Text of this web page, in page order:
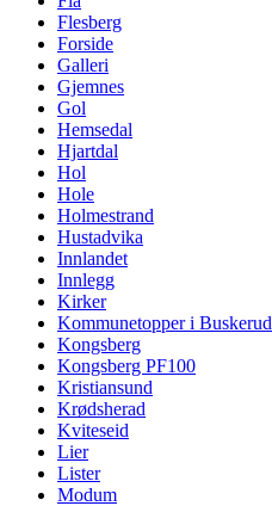
Flesberg
Forside
Galleri
Gjemnes
Gol
Hemsedal
Hjartdal
Hol
Hole
Holmestrand
Hustadvika
Innlandet
Innlegg
Kirker
Kommunetopper i Buskerud
Kongsberg
Kongsberg PF100
Kristiansund
Krødsherad
Kviteseid
Lier
Lister
Modum